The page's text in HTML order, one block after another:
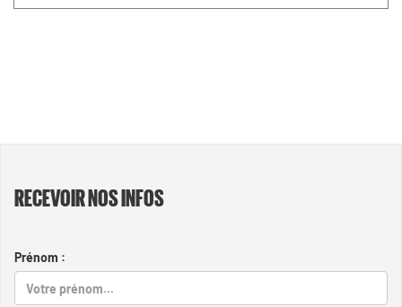
RECEVOIR NOS INFOS
Prénom :